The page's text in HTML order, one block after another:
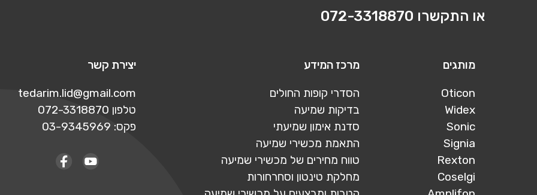
או התקשרו 072-3318870
מותגים
Oticon
Widex
Sonic
Signia
Rexton
Coselgi
מרכז המידע
הסדרי קופות החולים
בדיקות שמיעה
סדנת אימון שמיעתי
התאמת מכשירי שמיעה
טווח מחירים של מכשירי שמיעה
מחלקת טינטון וסחרחורות
יצירת קשר
tedarim.lid@gmail.com
טלפון 072-3318870
פקס: 03-9345969